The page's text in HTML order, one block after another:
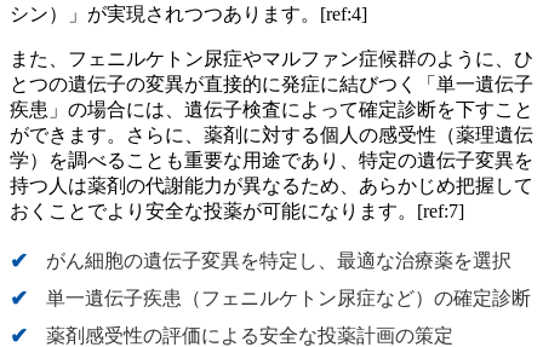
シン）」が実現されつつあります。[ref:4]
また、フェニルケトン尿症やマルファン症候群のように、ひ
とつの遺伝子の変異が直接的に発症に結びつく「単一遺伝子
疾患」の場合には、遺伝子検査によって確定診断を下すこと
ができます。さらに、薬剤に対する個人の感受性（薬理遺伝
学）を調べることも重要な用途であり、特定の遺伝子変異を
持つ人は薬剤の代謝能力が異なるため、あらかじめ把握して
おくことでより安全な投薬が可能になります。[ref:7]
がん細胞の遺伝子変異を特定し、最適な治療薬を選択
単一遺伝子疾患（フェニルケトン尿症など）の確定診断
薬剤感受性の評価による安全な投薬計画の策定